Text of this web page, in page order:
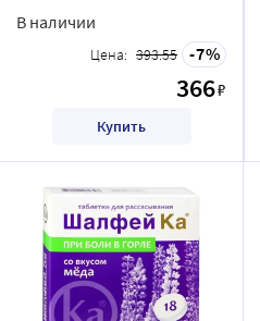
В наличии
Цена: 393.55 7
366₽
Купить